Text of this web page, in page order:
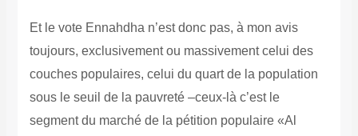
Et le vote Ennahdha n’est donc pas, à mon avis
toujours, exclusivement ou massivement celui des
couches populaires, celui du quart de la population
sous le seuil de la pauvreté –ceux-là c’est le
segment du marché de la pétition populaire «Al